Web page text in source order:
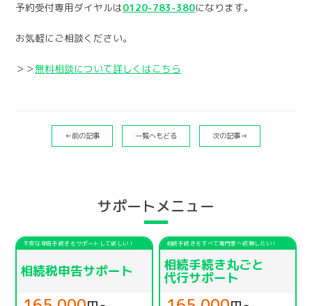
予約受付専用ダイヤルは0120-783-380になります。
お気軽にご相談ください。
＞＞無料相談について詳しくはこちら
←前の記事 一覧へもどる 次の記事→
サポートメニュー
不安な申告手続きをサポートして欲しい！
相続税申告サポート
相続手続きをすべて専門家へ依頼したい！
相続手続き丸ごと
代行サポート